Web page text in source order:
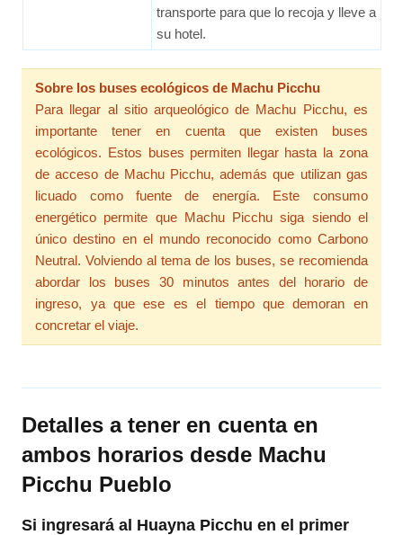
transporte para que lo recoja y lleve a
su hotel.
Sobre los buses ecológicos de Machu Picchu
Para llegar al sitio arqueológico de Machu Picchu, es
importante tener en cuenta que existen buses
ecológicos. Estos buses permiten llegar hasta la zona
de acceso de Machu Picchu, además que utilizan gas
licuado como fuente de energía. Este consumo
energético permite que Machu Picchu siga siendo el
único destino en el mundo reconocido como Carbono
Neutral. Volviendo al tema de los buses, se recomienda
abordar los buses 30 minutos antes del horario de
ingreso, ya que ese es el tiempo que demoran en
concretar el viaje.
Detalles a tener en cuenta en
ambos horarios desde Machu
Picchu Pueblo
Si ingresará al Huayna Picchu en el primer